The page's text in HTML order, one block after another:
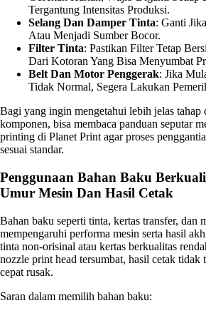
Tergantung Intensitas Produksi.
Selang Dan Damper Tinta: Ganti
Atau Menjadi Sumber Bocor.
Filter Tinta: Pastikan Filter Tetap
Dari Kotoran Yang Bisa Menyumbat
Belt Dan Motor Penggerak: Jika
Tidak Normal, Segera Lakukan
Bagi yang ingin mengetahui lebih jelas tahap
komponen, bisa membaca panduan seputar
printing di Planet Print agar proses
sesuai standar.
Penggunaan Bahan Baku
Umur Mesin Dan Hasil Cetak
Bahan baku seperti tinta, kertas transfer, dan
mempengaruhi performa mesin serta hasil
tinta non-orisinal atau kertas berkualitas
nozzle print head tersumbat, hasil cetak tidak
cepat rusak.
Saran dalam memilih bahan baku: